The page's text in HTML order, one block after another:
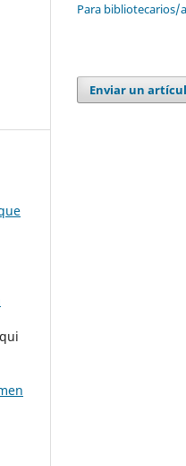
Para bibliotecarios/
Enviar un